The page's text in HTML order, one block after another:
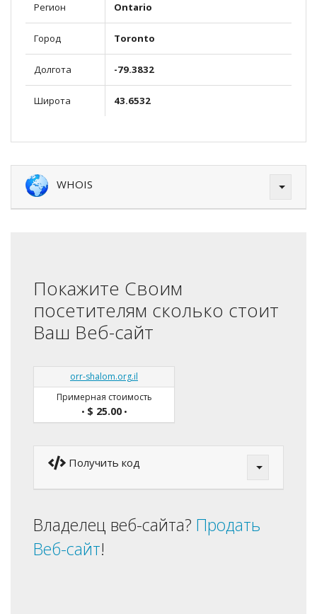
Регион Ontario
Город Toronto
Долгота -79.3832
Широта 43.6532
WHOIS
Покажите Своим
посетителям сколько стоит
Ваш Веб-сайт
orr-shalom.org.il
Примерная стоимость
• $ 25.00•
Получить код
Владелец веб-сайта? Продать
Веб-сайт!